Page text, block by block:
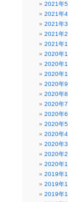
2021年5
2021年4
2021年3
2021年2
2021年1
2020年
2020年
2020年
2020年9
2020年8
2020年7
2020年6
2020年5
2020年4
2020年3
2020年2
2020年1
2019年
2019年
2019年